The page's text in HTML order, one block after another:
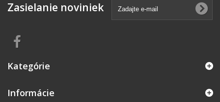
Zasielanie noviniek
Kategórie
Informácie